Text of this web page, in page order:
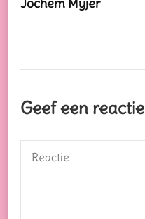
Jochem Myjer
Geef een reactie